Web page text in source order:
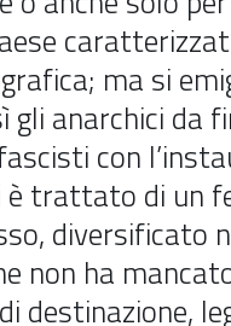
ma si
gli anarchici da
con
trattato di un
diversificato
non ha
destinazione,